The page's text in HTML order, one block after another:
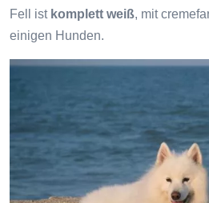
Fell ist komplett weiß, mit
einigen Hunden.